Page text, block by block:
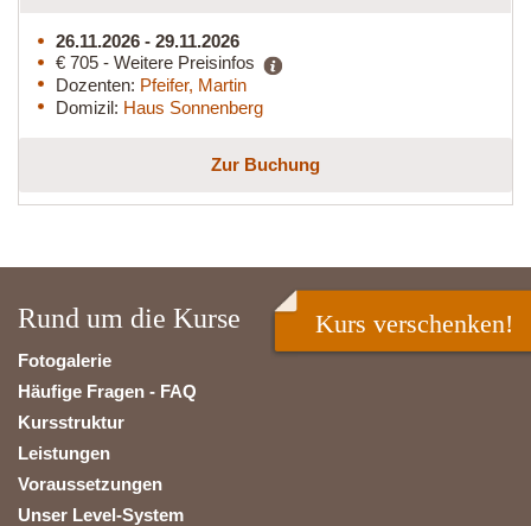
26.11.2026 - 29.11.2026
€ 705 - Weitere Preisinfos
Dozenten: Pfeifer, Martin
Domizil: Haus Sonnenberg
Zur Buchung
Rund um die Kurse
Fotogalerie
Häufige Fragen - FAQ
Kursstruktur
Leistungen
Voraussetzungen
Unser Level-System
Kurs verschenken!